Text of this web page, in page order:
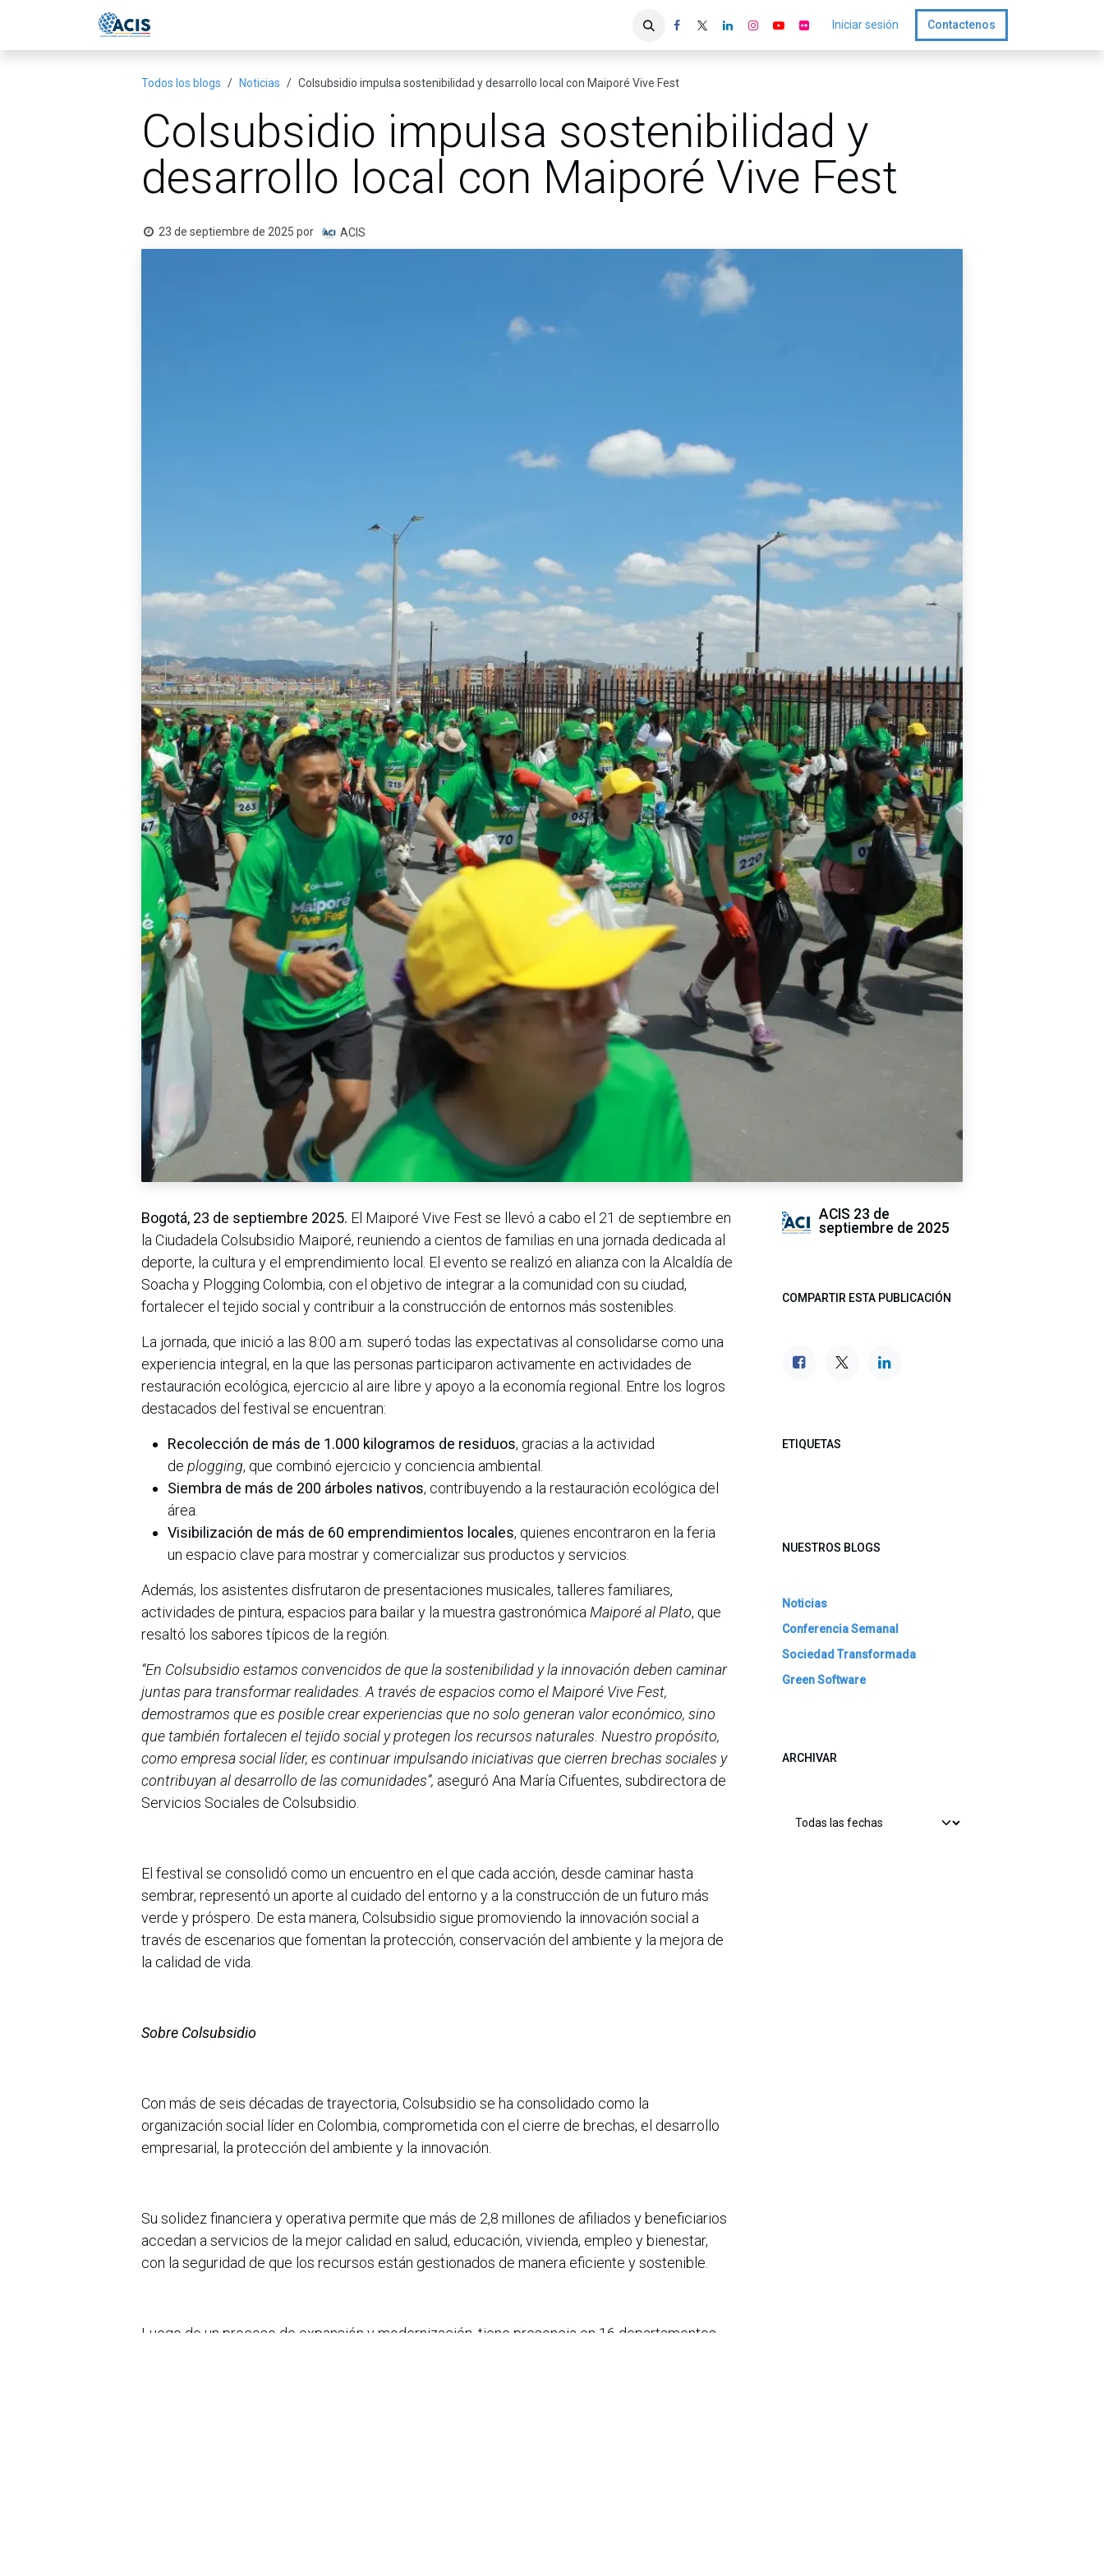
Iniciar sesión Contactenos
Todos los blogs Noticias Colsubsidio impulsa sostenibilidad y desarrollo local con Maiporé Vive Fest
Colsubsidio impulsa sostenibilidad y
desarrollo local con Maiporé Vive Fest
23 de septiembre de 2025 por ACIS
Bogotá, 23 de septiembre 2025. El Maiporé Vive Fest se llevó a cabo el 21 de septiembre en
la Ciudadela Colsubsidio Maiporé, reuniendo a cientos de familias en una jornada dedicada al
deporte, la cultura y el emprendimiento local. El evento se realizó en alianza con la Alcaldía de
Soacha y Plogging Colombia, con el objetivo de integrar a la comunidad con su ciudad,
fortalecer el tejido social y contribuir a la construcción de entornos más sostenibles.
La jornada, que inició a las 8:00 a.m. superó todas las expectativas al consolidarse como una
experiencia integral, en la que las personas participaron activamente en actividades de
restauración ecológica, ejercicio al aire libre y apoyo a la economía regional. Entre los logros
destacados del festival se encuentran:
Recolección de más de 1.000 kilogramos de residuos, gracias a la actividad
de plogging, que combinó ejercicio y conciencia ambiental.
Siembra de más de 200 árboles nativos, contribuyendo a la restauración ecológica del
área.
Visibilización de más de 60 emprendimientos locales, quienes encontraron en la feria
un espacio clave para mostrar y comercializar sus productos y servicios.
Además, los asistentes disfrutaron de presentaciones musicales, talleres familiares,
actividades de pintura, espacios para bailar y la muestra gastronómica Maiporé al Plato, que
resaltó los sabores típicos de la región.
“En Colsubsidio estamos convencidos de que la sostenibilidad y la innovación deben caminar
juntas para transformar realidades. A través de espacios como el Maiporé Vive Fest,
demostramos que es posible crear experiencias que no solo generan valor económico, sino
que también fortalecen el tejido social y protegen los recursos naturales. Nuestro propósito,
como empresa social líder, es continuar impulsando iniciativas que cierren brechas sociales y
contribuyan al desarrollo de las comunidades”, aseguró Ana María Cifuentes, subdirectora de
Servicios Sociales de Colsubsidio.
El festival se consolidó como un encuentro en el que cada acción, desde caminar hasta
sembrar, representó un aporte al cuidado del entorno y a la construcción de un futuro más
verde y próspero. De esta manera, Colsubsidio sigue promoviendo la innovación social a
través de escenarios que fomentan la protección, conservación del ambiente y la mejora de
la calidad de vida.
Sobre Colsubsidio
Con más de seis décadas de trayectoria, Colsubsidio se ha consolidado como la
organización social líder en Colombia, comprometida con el cierre de brechas, el desarrollo
empresarial, la protección del ambiente y la innovación.
Su solidez financiera y operativa permite que más de 2,8 millones de afiliados y beneficiarios
accedan a servicios de la mejor calidad en salud, educación, vivienda, empleo y bienestar,
con la seguridad de que los recursos están gestionados de manera eficiente y sostenible.
Luego de un proceso de expansión y modernización, tiene presencia en 16 departamentos
ACIS 23 de
septiembre de 2025
COMPARTIR ESTA PUBLICACIÓN
ETIQUETAS
NUESTROS BLOGS
Noticias
Conferencia Semanal
Sociedad Transformada
Green Software
ARCHIVAR